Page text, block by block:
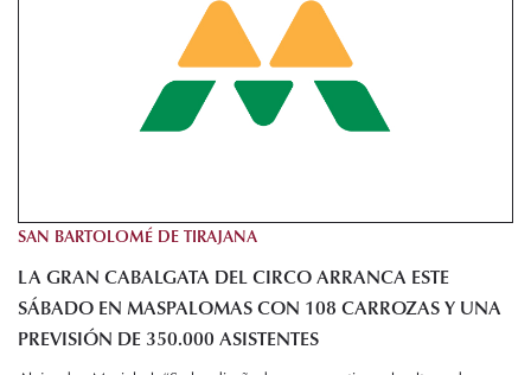
SAN BARTOLOMÉ DE TIRAJANA
LA GRAN CABALGATA DEL CIRCO ARRANCA ESTE
SÁBADO EN MASPALOMAS CON 108 CARROZAS Y UNA
PREVISIÓN DE 350.000 ASISTENTES